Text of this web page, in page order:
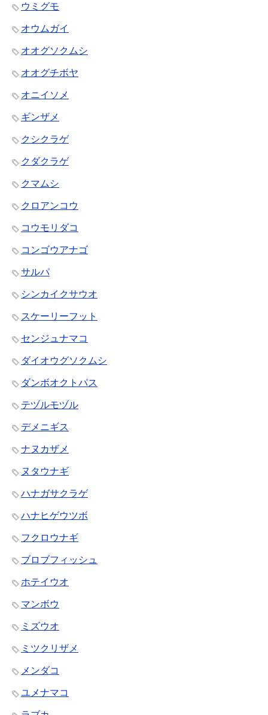
ウミグモ
オウムガイ
オオグソクムシ
オオグチボヤ
オニイソメ
ギンザメ
クシクラゲ
クダクラゲ
クマムシ
クロアンコウ
コウモリダコ
コンゴウアナゴ
サルパ
シンカイクサウオ
スケーリーフット
センジュナマコ
ダイオウグソクムシ
ダンボオクトパス
テヅルモヅル
デメニギス
ナヌカザメ
ヌタウナギ
ハナガサクラゲ
ハナヒゲウツボ
フクロウナギ
ブロブフィッシュ
ホテイウオ
マンボウ
ミズウオ
ミツクリザメ
メンダコ
ユメナマコ